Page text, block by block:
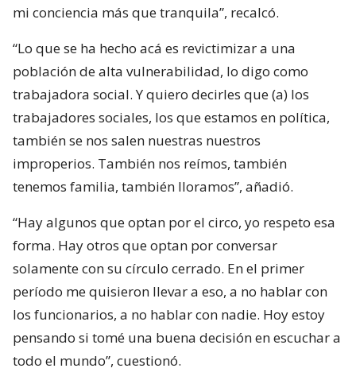
mi conciencia más que tranquila”, recalcó.
“Lo que se ha hecho acá es revictimizar a una
población de alta vulnerabilidad, lo digo como
trabajadora social. Y quiero decirles que (a) los
trabajadores sociales, los que estamos en política,
también se nos salen nuestras nuestros
improperios. También nos reímos, también
tenemos familia, también lloramos”, añadió.
“Hay algunos que optan por el circo, yo respeto esa
forma. Hay otros que optan por conversar
solamente con su círculo cerrado. En el primer
período me quisieron llevar a eso, a no hablar con
los funcionarios, a no hablar con nadie. Hoy estoy
pensando si tomé una buena decisión en escuchar a
todo el mundo”, cuestionó.